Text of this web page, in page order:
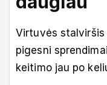
Virtuvės stalviršis
pigesni
keitimo jau po